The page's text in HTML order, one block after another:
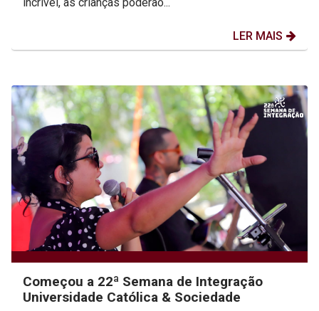
LER MAIS
Começou a 22ª Semana de Integração
Universidade Católica & Sociedade